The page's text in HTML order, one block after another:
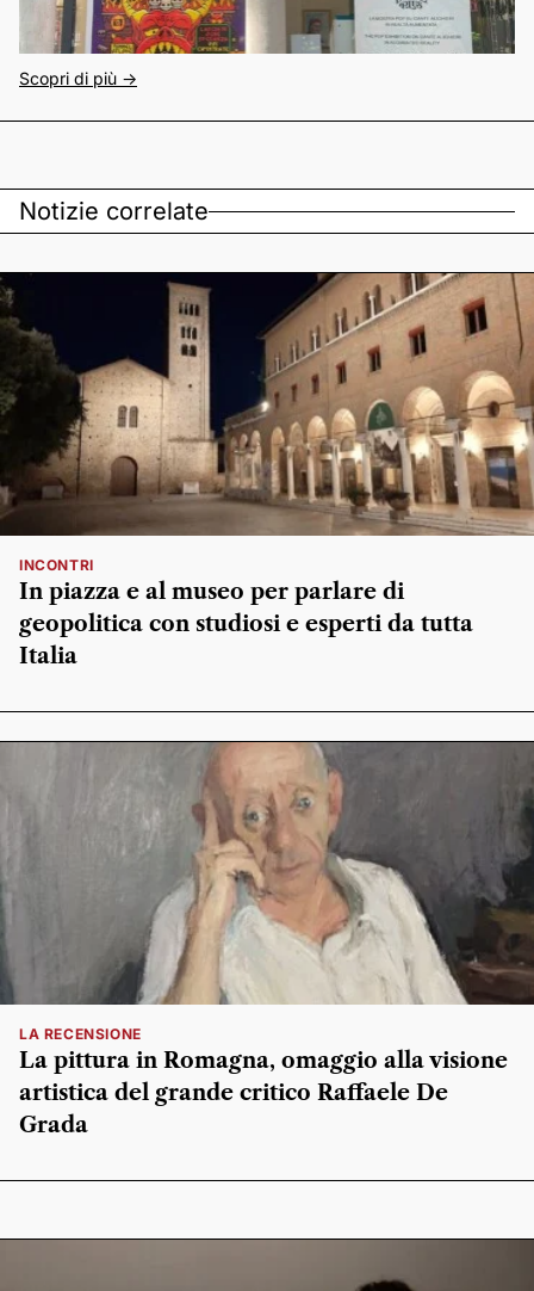
Scopri di più ->
Notizie correlate
INCONTRI
In piazza e al museo per parlare di
geopolitica con studiosi e esperti da tutta
Italia
LA RECENSIONE
La pittura in Romagna, omaggio alla visione
artistica del grande critico Raffaele De
Grada